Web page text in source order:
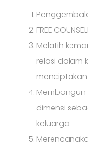
FREE
Melatih
relasi dalam
dimensi
keluarga.